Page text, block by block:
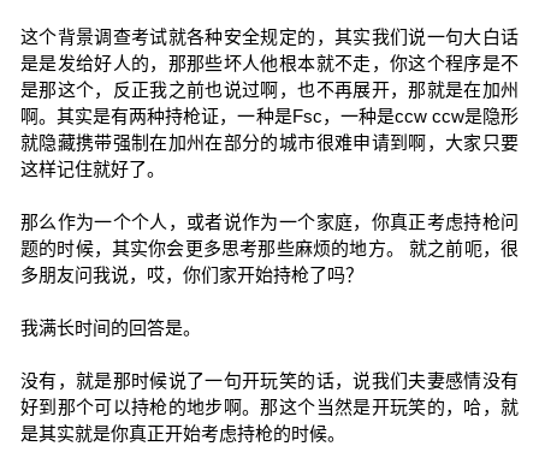
这个背景调查考试就各种安全规定的，其实我们说一句大白话
是是发给好人的，那那些坏人他根本就不走，你这个程序是不
是那这个，反正我之前也说过啊，也不再展开，那就是在加州
啊。其实是有两种持枪证，一种是Fsc，一种是ccw ccw是隐形
就隐藏携带强制在加州在部分的城市很难申请到啊，大家只要
这样记住就好了。
那么作为一个个人，或者说作为一个家庭，你真正考虑持枪问
题的时候，其实你会更多思考那些麻烦的地方。 就之前呃，很
多朋友问我说，哎，你们家开始持枪了吗？
我满长时间的回答是。
没有，就是那时候说了一句开玩笑的话，说我们夫妻感情没有
好到那个可以持枪的地步啊。那这个当然是开玩笑的，哈，就
是其实就是你真正开始考虑持枪的时候。